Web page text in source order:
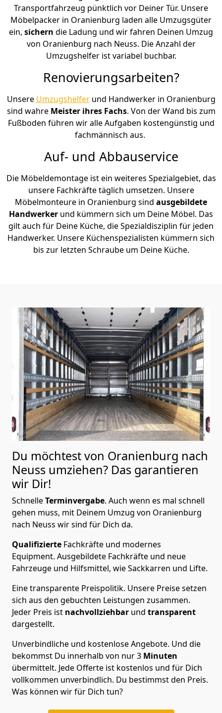
Transportfahrzeug pünktlich vor Deiner Tür. Unsere
Möbelpacker in Oranienburg laden alle Umzugsgüter
ein, sichern die Ladung und wir fahren Deinen Umzug
von Oranienburg nach Neuss. Die Anzahl der
Umzugshelfer ist variabel buchbar.
Renovierungsarbeiten?
Unsere Umzugshelferund Handwerker in Oranienburg
sind wahre Meister ihres Fachs. Von der Wand bis zum
Fußboden führen wir alle Aufgaben kostengünstig und
fachmännisch aus.
Auf- und Abbauservice
Die Möbeldemontage ist ein weiteres Spezialgebiet, das
unsere Fachkräfte täglich umsetzen. Unsere
Möbelmonteure in Oranienburg sind ausgebildete
Handwerker und kümmern sich um Deine Möbel. Das
gilt auch für Deine Küche, die Spezialdisziplin für jeden
Handwerker. Unsere Küchenspezialisten kümmern sich
bis zur letzten Schraube um Deine Küche.
Du möchtest von Oranienburg nach
Neuss umziehen? Das garantieren
wir Dir!
SchnelleTerminvergabe. Auch wenn es mal schnell
gehen muss, mit Deinem Umzug von Oranienburg
nach Neuss wir sind für Dich da.
Qualifizierte Fachkräfte und modernes
Equipment. Ausgebildete Fachkräfte und neue
Fahrzeuge und Hilfsmittel, wie Sackkarren und Lifte.
Eine transparente Preispolitik. Unsere Preise setzen
sich aus den gebuchten Leistungen zusammen.
Jeder Preis ist nachvollziehbar und transparent
dargestellt.
Unverbindliche und kostenlose Angebote. Und die
bekommst Du innerhalb von nur3 Minuten
übermittelt. Jede Offerte ist kostenlos und für Dich
vollkommen unverbindlich. Du bestimmst den Preis.
Was können wir für Dich tun?